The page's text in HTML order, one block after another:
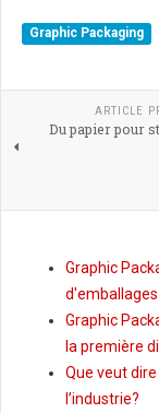
Graphic Packaging
ARTICLE
Du papier pour
Graphic
Graphic
la première
Que veut
l’industrie?